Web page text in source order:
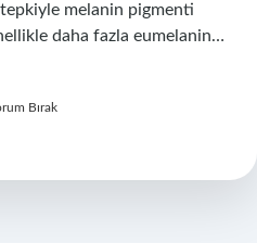
tepkiyle melanin pigmenti
daha fazla eumelanin…
Bırak